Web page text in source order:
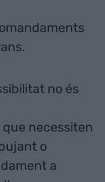
no és
necessiten
o
a